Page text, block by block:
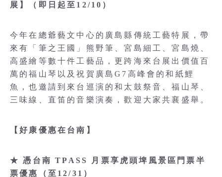
展】（即日起至12/10）
今年在總爺藝文中心的廣島縣傳統工藝特展，帶
來有「筆之王國」熊野筆、宮島細工、宮島燒、
高盛繪等數十件工藝品，更跨海來台展出價值百
萬的福山琴以及祝賀廣島G7高峰會的和紙鯉
魚，也邀請到來台巡演的和太鼓祭音、福山琴、
三味線、直笛的音樂演奏，歡迎大家共襄盛舉。
【好康優惠在台南】
★ 憑台南 TPASS 月票享虎頭埤風景區門票半
票優惠（至12/31）